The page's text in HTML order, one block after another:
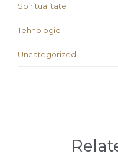
Spiritualitate
Tehnologie
Uncategorized